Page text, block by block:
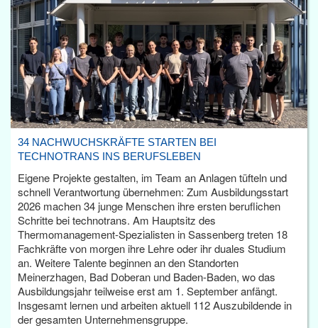
34 NACHWUCHSKRÄFTE STARTEN BEI
TECHNOTRANS INS BERUFSLEBEN
Eigene Projekte gestalten, im Team an Anlagen tüfteln und
schnell Verantwortung übernehmen: Zum Ausbildungsstart
2026 machen 34 junge Menschen ihre ersten beruflichen
Schritte bei technotrans. Am Hauptsitz des
Thermomanagement-Spezialisten in Sassenberg treten 18
Fachkräfte von morgen ihre Lehre oder ihr duales Studium
an. Weitere Talente beginnen an den Standorten
Meinerzhagen, Bad Doberan und Baden-Baden, wo das
Ausbildungsjahr teilweise erst am 1. September anfängt.
Insgesamt lernen und arbeiten aktuell 112 Auszubildende in
der gesamten Unternehmensgruppe.